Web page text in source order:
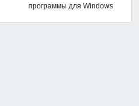
программы для Windows